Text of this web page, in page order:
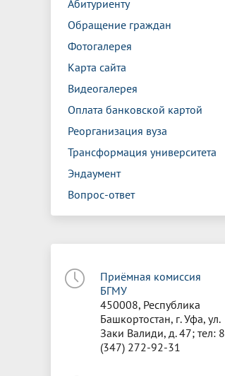
Абитуриенту
Обращение граждан
Фотогалерея
Карта сайта
Видеогалерея
Оплата банковской картой
Реорганизация вуза
Трансформация университета
Эндаумент
Вопрос-ответ
Приёмная комиссия
БГМУ
450008, Республика
Башкортостан, г. Уфа, ул.
Заки Валиди, д. 47; тел: 8
(347) 272-92-31